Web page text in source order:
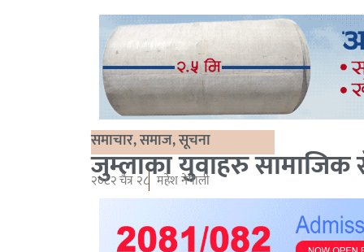
समाचार,समाज,सूचना
जुम्लाका युवाहरु सामाजिक
२०८२ चैत्र २८ महेश नेपाली